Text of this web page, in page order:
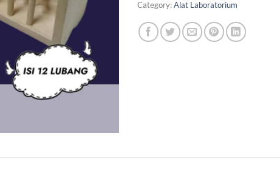
Category:Alat Laboratorium